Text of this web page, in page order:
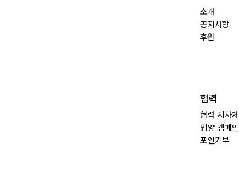
소개
공지사항
후원
협력
협력 지자체
입양 캠페인
포인기부